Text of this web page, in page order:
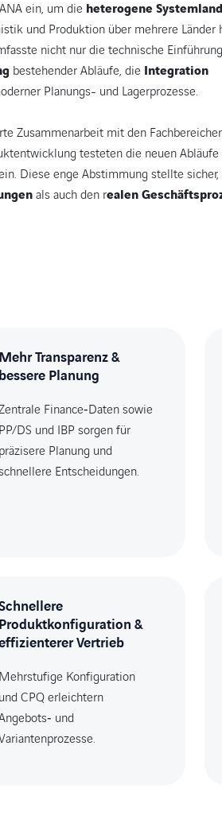
ein, um die heterogene
und Produktion über mehrere Länder
nicht nur die technische
bestehender Abläufe, die Integration
Planungs- und Lagerprozesse.
Zusammenarbeit mit den
testeten die neuen Abläufe
Diese enge Abstimmung stellte sicher,
als auch den realen
Mehr Transparenz &
bessere Planung
Finance‑Daten sowie
PP/DS und IBP sorgen für
präzisere Planung und
Entscheidungen.
Produktkonfiguration &
Vertrieb
Mehrstufige Konfiguration
und CPQ erleichtern
und